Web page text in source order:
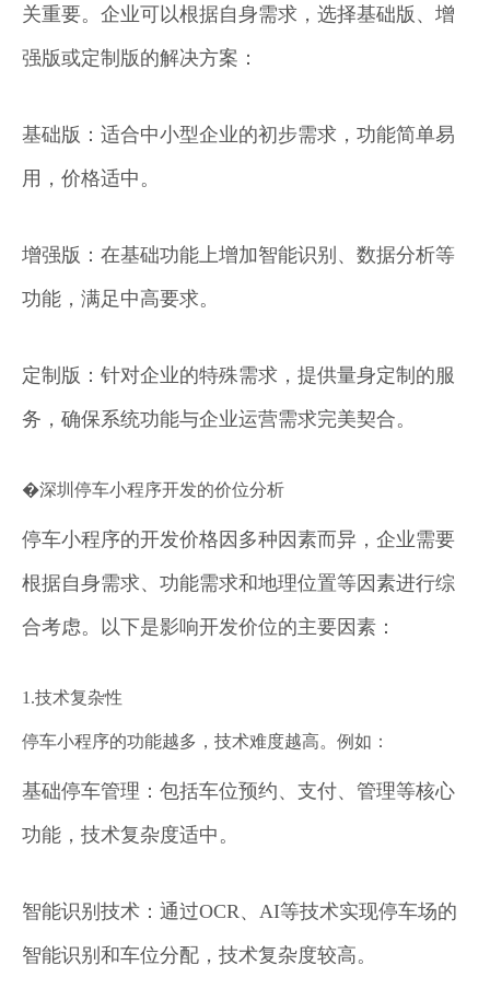
关重要。企业可以根据自身需求，选择基础版、增
强版或定制版的解决方案：
基础版：适合中小型企业的初步需求，功能简单易
用，价格适中。
增强版：在基础功能上增加智能识别、数据分析等
功能，满足中高要求。
定制版：针对企业的特殊需求，提供量身定制的服
务，确保系统功能与企业运营需求完美契合。
�深圳停车小程序开发的价位分析
停车小程序的开发价格因多种因素而异，企业需要
根据自身需求、功能需求和地理位置等因素进行综
合考虑。以下是影响开发价位的主要因素：
1.技术复杂性
停车小程序的功能越多，技术难度越高。例如：
基础停车管理：包括车位预约、支付、管理等核心
功能，技术复杂度适中。
智能识别技术：通过OCR、AI等技术实现停车场的
智能识别和车位分配，技术复杂度较高。